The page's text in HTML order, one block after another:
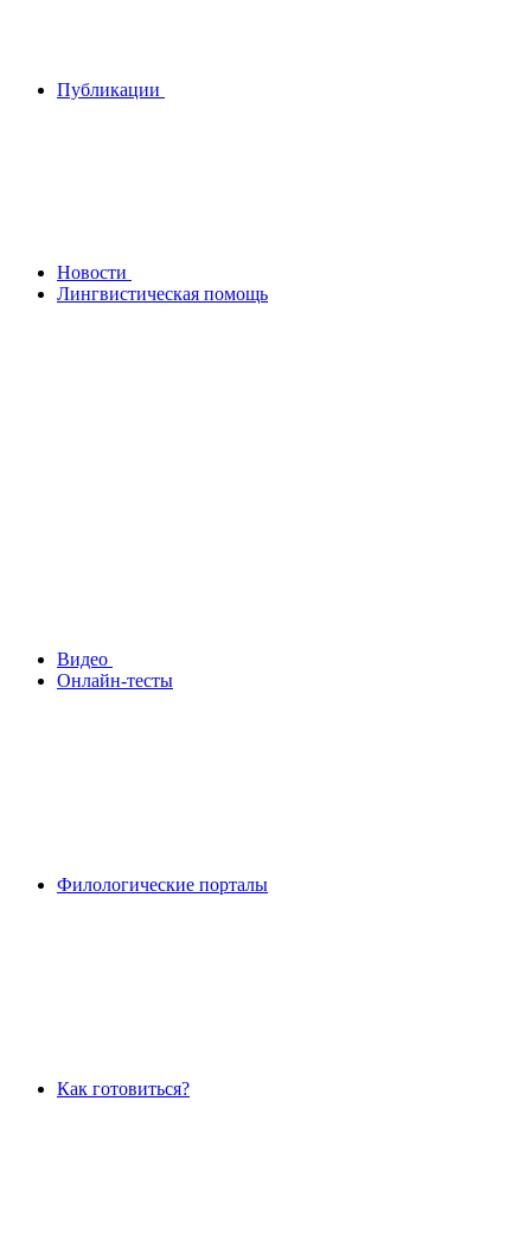
Публикации
Новости
Лингвистическая помощь
Видео
Онлайн-тесты
Филологические порталы
Как готовиться?